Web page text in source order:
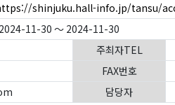
shinjuku.hall-info.jp/tansu/
2024-11-30 ～ 2024-11-30
주최자TEL
FAX번호
담당자